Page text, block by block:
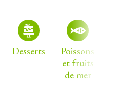
Desserts
Poissons
et fruits
de mer